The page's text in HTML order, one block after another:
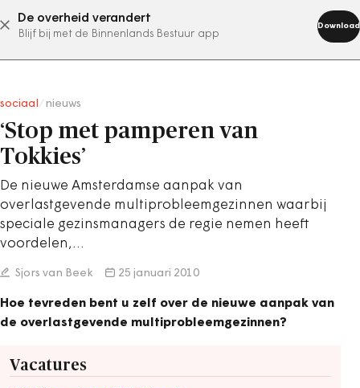
De overheid verandert
Blijf bij met de Binnenlands Bestuur app
Download
abonneer nu
sociaal nieuws
‘Stop met pamperen van
Tokkies’
De nieuwe Amsterdamse aanpak van
overlastgevende multiprobleemgezinnen waarbij
speciale gezinsmanagers de regie nemen heeft
voordelen,…
Sjors van Beek 25 januari 2010
Hoe tevreden bent u zelf over de nieuwe aanpak van
de overlastgevende multiprobleemgezinnen?
Vacatures